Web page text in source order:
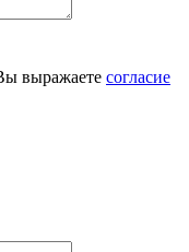
выражаете согласие